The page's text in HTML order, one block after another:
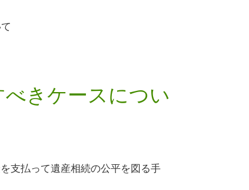
きケースについ
支払って遺産相続の公平を図る手